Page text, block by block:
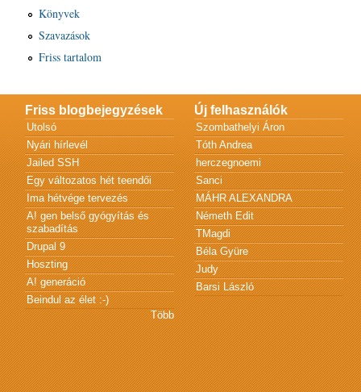
Könyvek
Szavazások
Friss tartalom
Friss blogbejegyzések
Utolsó
Nyári hírlevél
Jailed SSH
Egy változatos hét teendői
Ima hétvége tervezés
A! gen belső gyógyítás és
szabadítás
Drupal 9
Hoszting
A! generáció
Beindul az élet :-)
Több
Új felhasználók
Szombathelyi Áron
Tóth Andrea
herczegnoemi
Sanci
MÁHR ALEXANDRA
Németh Edit
TMagdi
Béla Gyüre
Judy
Barsi László